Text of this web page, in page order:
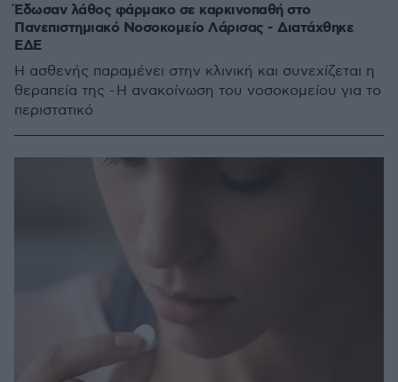
Έδωσαν λάθος φάρμακο σε καρκινοπαθή στο
Πανεπιστημιακό Νοσοκομείο Λάρισας - Διατάχθηκε
ΕΔΕ
Η ασθενής παραμένει στην κλινική και συνεχίζεται η
θεραπεία της - Η ανακοίνωση του νοσοκομείου για το
περιστατικό